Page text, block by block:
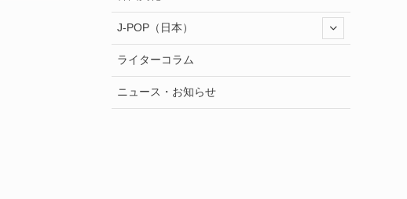
J-POP（日本）
ライターコラム
ニュース・お知らせ